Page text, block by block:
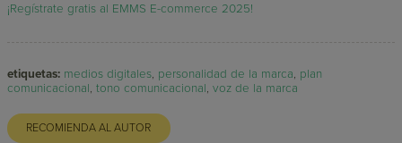
¡Regístrate gratis al EMMS E-commerce 2025!
etiquetas: medios digitales, personalidad de la marca, plan
comunicacional,tono comunicacional,voz de la marca
RECOMIENDA AL AUTOR